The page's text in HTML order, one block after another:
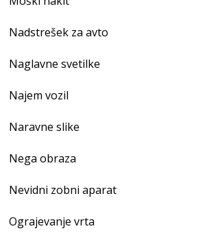
Nadstrešek za avto
Naglavne svetilke
Najem vozil
Naravne slike
Nega obraza
Nevidni zobni aparat
Ograjevanje vrta